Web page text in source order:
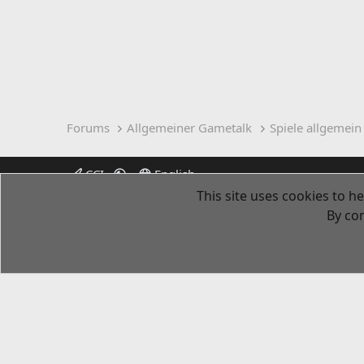
Forums Allgemeiner Gametalk Spiele allgemein
CCI English
This site uses cookies to
By